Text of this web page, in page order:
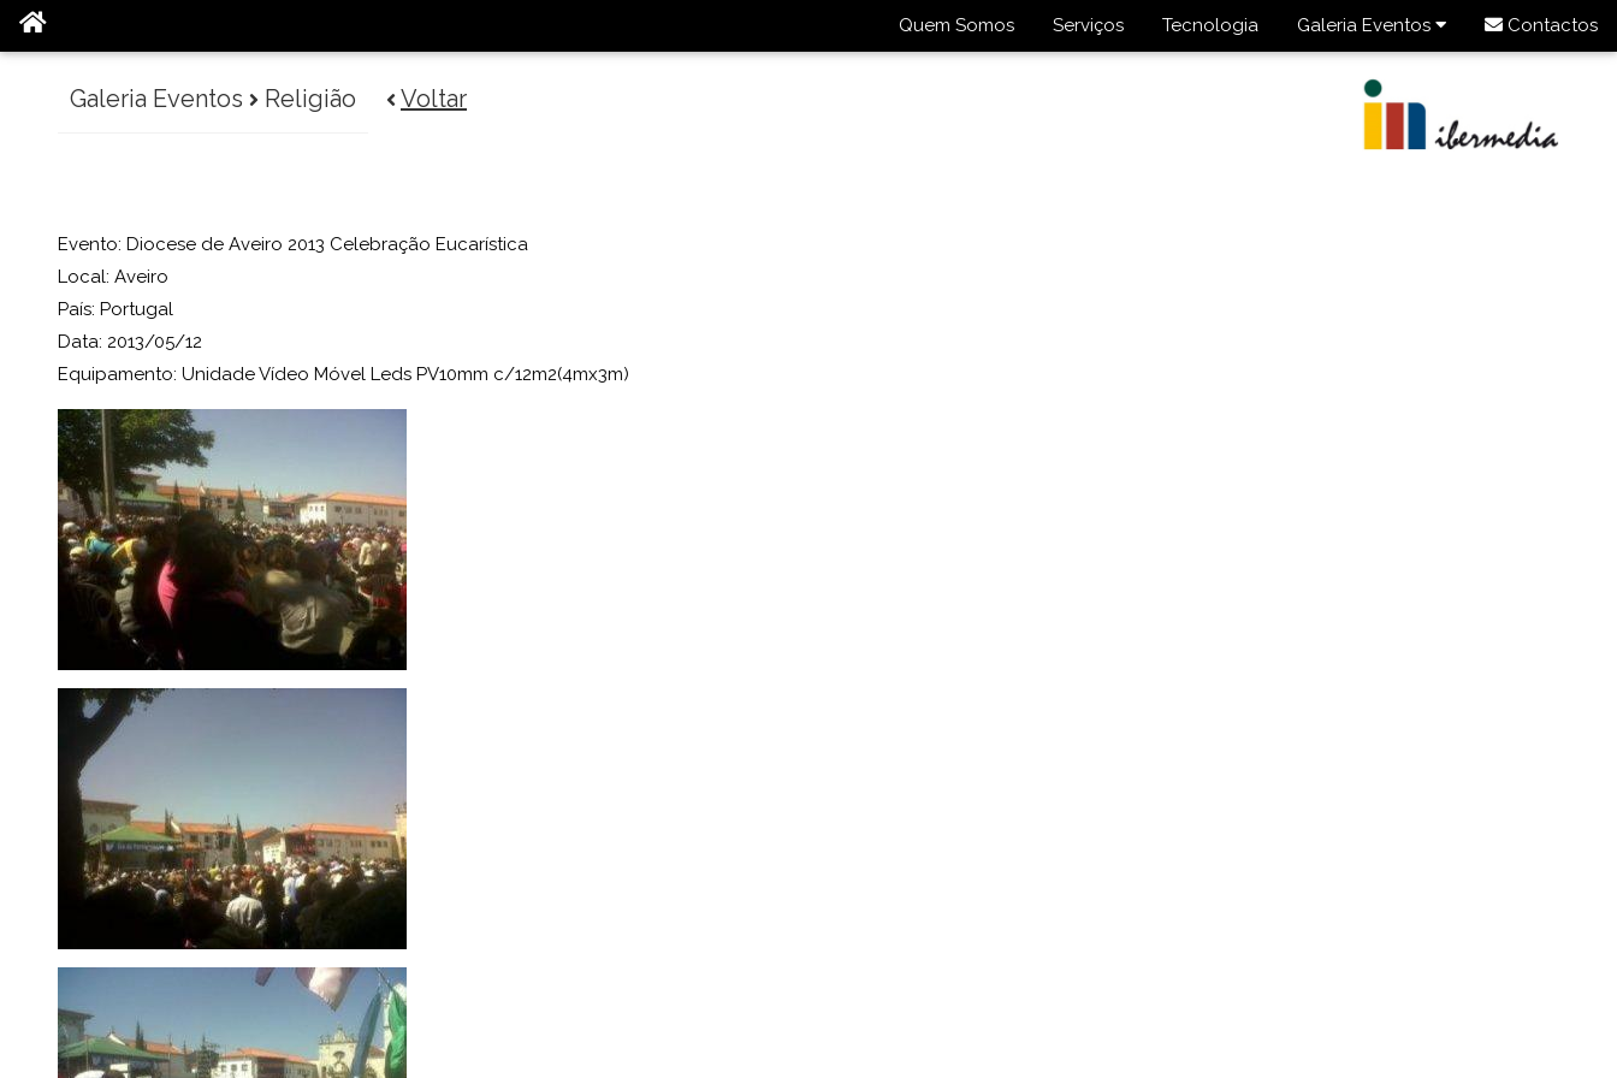
Quem Somos Serviços Tecnologia Galeria Eventos Contactos
Galeria Eventos Religião Voltar
Evento: Diocese de Aveiro 2013 Celebração Eucarística
Local: Aveiro
País: Portugal
Data: 2013/05/12
Equipamento: Unidade Vídeo Móvel Leds PV10mm c/12m2(4mx3m)